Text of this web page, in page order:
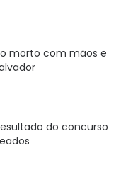
morto com mãos e
do concurso